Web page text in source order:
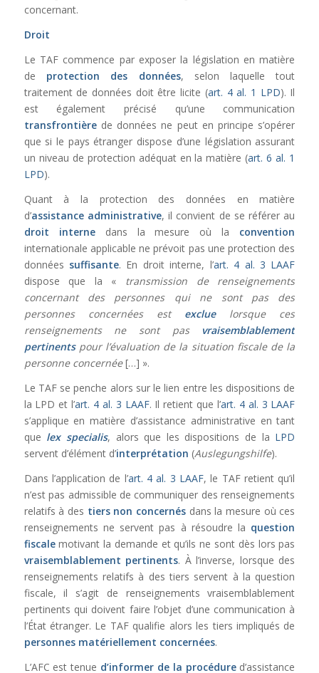
concernant.
Droit
Le TAF commence par exposer la législation en matière
de protection des données, selon laquelle tout
traitement de données doit être licite (art. 4 al. 1 LPD). Il
est également précisé qu’une communication
transfrontièrede données ne peut en principe s’opérer
que si le pays étranger dispose d’une législation assurant
un niveau de protection adéquat en la matière (art. 6 al. 1
LPD).
Quant à la protection des données en matière
d’assistance administrative, il convient de se référer au
droit internedans la mesure où la convention
internationale applicable ne prévoit pas une protection des
données suffisante. En droit interne, l’art. 4 al. 3 LAAF
dispose que la « transmission de renseignements
concernant des personnes qui ne sont pas des
personnes concernées est excluelorsque ces
renseignements ne sont pas vraisemblablement
pertinentspour l’évaluation de la situation fiscale de la
personne concernée[…] ».
Le TAF se penche alors sur le lien entre les dispositions de
la LPD et l’art. 4 al. 3 LAAF. Il retient que l’art. 4 al. 3 LAAF
s’applique en matière d’assistance administrative en tant
que lex specialis, alors que les dispositions de la LPD
servent d’élément d’interprétation (Auslegungshilfe).
Dans l’application de l’art. 4 al. 3 LAAF, le TAF retient qu’il
n’est pas admissible de communiquer des renseignements
relatifs à des tiers non concernés dans la mesure où ces
renseignements ne servent pas à résoudre la question
fiscalemotivant la demande et qu’ils ne sont dès lors pas
vraisemblablement pertinents. À l’inverse, lorsque des
renseignements relatifs à des tiers servent à la question
fiscale, il s’agit de renseignements vraisemblablement
pertinents qui doivent faire l’objet d’une communication à
l’État étranger. Le TAF qualifie alors les tiers impliqués de
personnes matériellement concernées.
L’AFC est tenue d’informer de la procédured’assistance